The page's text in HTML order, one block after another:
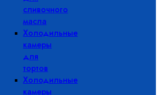
сливочного
масла
Холодильные
камеры
для
тортов
Холодильные
камеры